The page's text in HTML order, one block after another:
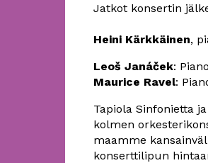
Jatkot konsertin
Heini Kärkkäinen,
Leoš Janáček:
Maurice Ravel:
Tapiola Sinfonietta
kolmen
maamme
konserttilipun